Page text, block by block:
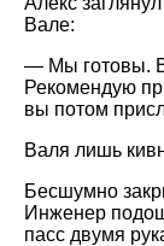
Вале:
— Мы готовы.
Рекомендую
вы потом
Валя лишь
Бесшумно
Инженер
пасс двумя